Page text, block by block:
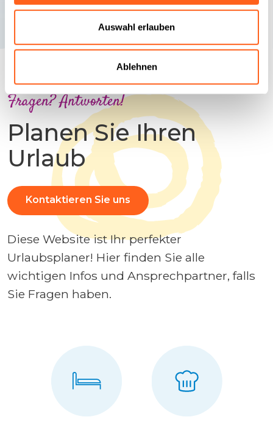
Auswahl erlauben
Ablehnen
Fragen? Antworten!
Planen Sie Ihren
Urlaub
Kontaktieren Sie uns
Diese Website ist Ihr perfekter
Urlaubsplaner! Hier finden Sie alle
wichtigen Infos und Ansprechpartner, falls
Sie Fragen haben.